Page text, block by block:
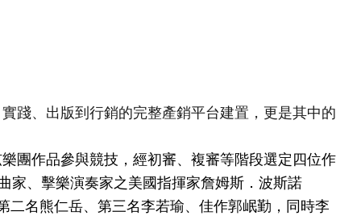
踐、出版到行銷的完整產銷平台建置，更是其中的
團作品參與競技，經初審、複審等階段選定四位作
家、擊樂演奏家之美國指揮家詹姆斯．波斯諾
名熊仁岳、第三名李若瑜、佳作郭岷勤，同時李